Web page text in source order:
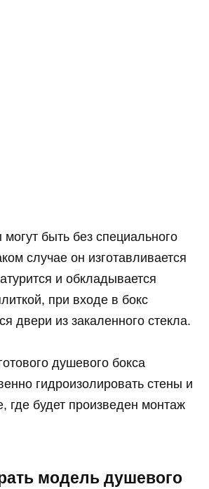
быть без специального
случае он изготавливается
и обкладывается
при входе в бокс
двери из закаленного стекла.
душевого бокса
гидроизолировать стены и
где будет произведен монтаж
модель душевого